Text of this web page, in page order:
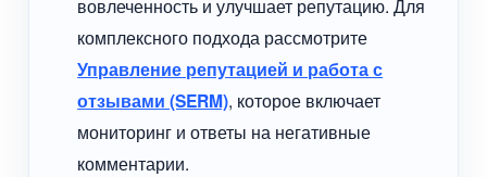
вовлеченность и улучшает репутацию. Для
комплексного подхода рассмотрите
Управление репутацией и работа с
отзывами (SERM), которое включает
мониторинг и ответы на негативные
комментарии.